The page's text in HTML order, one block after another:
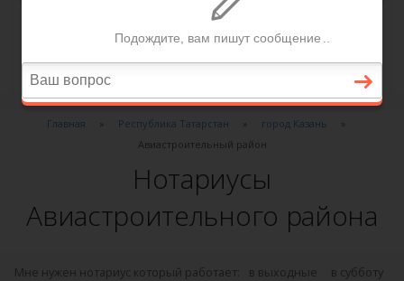
Главная Республика Татарстан
город Казань
Авиастроительный район
Нотариусы
Авиастроительного района
Мне нужен нотариус который работает: в выходные
в субботу